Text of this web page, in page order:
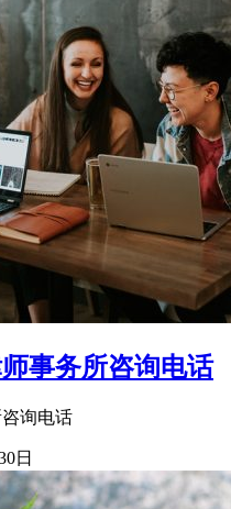
事务所咨询电话
询电话
日